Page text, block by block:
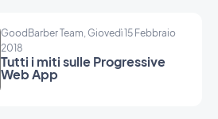
GoodBarber Team, Giovedì 15 Febbraio
2018
Tutti i miti sulle Progressive
Web App